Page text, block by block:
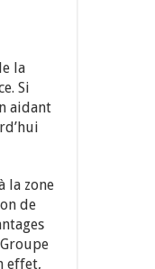
la
Si
aidant
la zone
de
effet,